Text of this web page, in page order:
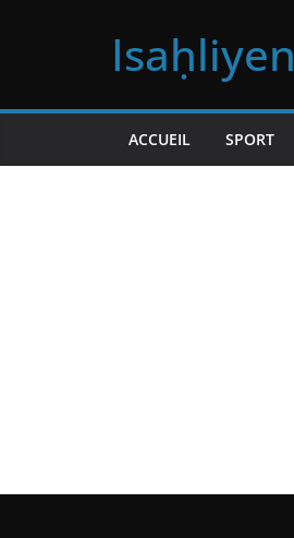
Isaḥliyen
ACCUEIL SPORT